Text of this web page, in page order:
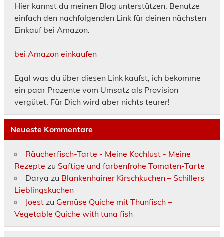
Hier kannst du meinen Blog unterstützen. Benutze
einfach den nachfolgenden Link für deinen nächsten
Einkauf bei Amazon:
bei Amazon einkaufen
Egal was du über diesen Link kaufst, ich bekomme
ein paar Prozente vom Umsatz als Provision
vergütet. Für Dich wird aber nichts teurer!
Neueste Kommentare
Räucherfisch-Tarte - Meine Kochlust - Meine
Rezepte zu Saftige und farbenfrohe Tomaten-Tarte
Darya zu Blankenhainer Kirschkuchen – Schillers
Lieblingskuchen
Joestzu Gemüse Quiche mit Thunfisch –
Vegetable Quiche with tuna fish